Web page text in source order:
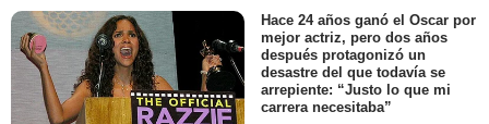
Hace 24 años ganó el Oscar por
mejor actriz, pero dos años
después protagonizó un
desastre del que todavía se
arrepiente: “Justo lo que mi
carrera necesitaba”